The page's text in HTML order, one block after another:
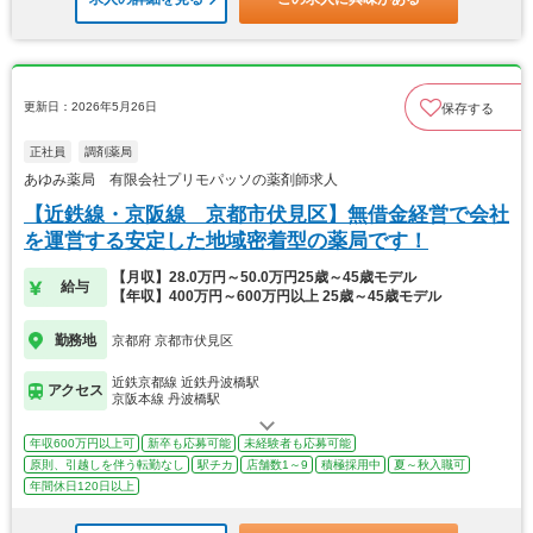
更新日：2026年5月26日 保存する
正社員 調剤薬局
あゆみ薬局 有限会社プリモパッソの薬剤師求人
【近鉄線・京阪線 京都市伏見区】無借金経営で会社
を運営する安定した地域密着型の薬局です！
給与
【月収】28.0万円～50.0万円25歳～45歳モデル
【年収】400万円～600万円以上 25歳～45歳モデル
勤務地 京都府 京都市伏見区
アクセス
近鉄京都線 近鉄丹波橋駅
京阪本線 丹波橋駅
年収600万円以上可 新卒も応募可能
未経験者も応募可能
原則、引越しを伴う転勤なし
駅チカ 店舗数1～9 積極採用中
夏～秋入職可
年間休日120日以上